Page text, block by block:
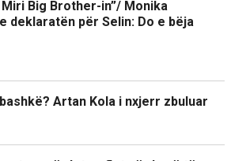
Big Brother-in”/ Monika
deklaratën për Selin: Do e bëja
Artan Kola i nxjerr zbuluar